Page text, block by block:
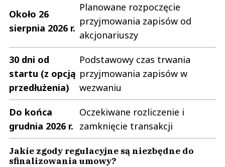
Około 26
sierpnia 2026 r.
Planowane rozpoczęcie
przyjmowania zapisów od
akcjonariuszy
30 dni od
startu (z opcją
przedłużenia)
Podstawowy czas trwania
przyjmowania zapisów w
wezwaniu
Do końca
grudnia 2026 r.
Oczekiwane rozliczenie i
zamknięcie transakcji
Jakie zgody regulacyjne są niezbędne do
sfinalizowania umowy?